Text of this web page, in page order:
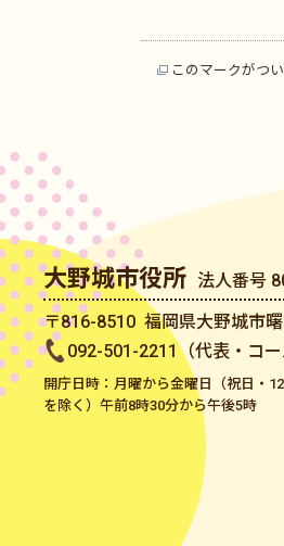
このマークがつ
大野城市役所
法人番号
〒816-8510 福岡県大野城市
092-501-2211（代表・コー
開庁日時：月曜から金曜日（祝日・
を除く）午前8時30分から午後5時